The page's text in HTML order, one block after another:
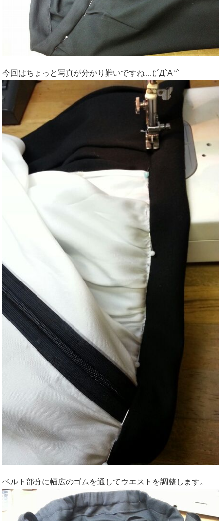
今回はちょっと写真が分かり難いですね…(;´Д`A “`
ベルト部分に幅広のゴムを通してウエストを調整します。